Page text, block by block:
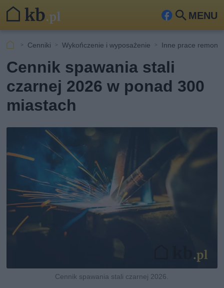
MENU
Fa
ook
Szu
Cenniki Wykończenie i wyposażenie Inne prace
Cennik spawania stali
czarnej 2026 w ponad 300
miastach
Cennik spawania stali czarnej 2026.